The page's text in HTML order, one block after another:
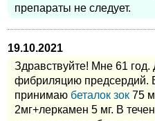
препараты не следует.
19.10.2021
Здравствуйте! Мне 61
фибриляцию предсердий.
принимаю беталок зок 75
2мг+леркамен 5 мг. В